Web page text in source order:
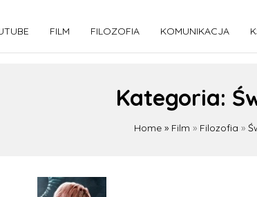
FILM FILOZOFIA KOMUNIKACJA
Kategoria:
Home» Film » Filozofia »